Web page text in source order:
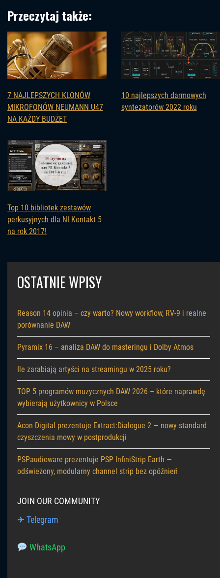
Przeczytaj także:
7 NAJLEPSZYCH KLONÓW
MIKROFONÓW NEUMANN U47
NA KAŻDY BUDŻET
10 najlepszych darmowych
syntezatorów 2022 roku
Top 10 bibliotek zestawów
perkusyjnych dla NI Kontakt 5
na rok 2017!
OSTATNIE WPISY
Reason 14 opinia – czy warto? Nowy workflow, RV-9 i realne
porównanie DAW
Pyramix 16 – analiza DAW do masteringu i Dolby Atmos
Ile zarabiają artyści na streamingu w 2025 roku?
TOP 5 programów muzycznych DAW 2026 – które naprawdę
wybierają użytkownicy w Polsce
Acon Digital prezentuje Extract:Dialogue 2 — nowy standard
czyszczenia mowy w postprodukcji
PSPaudioware prezentuje PSP InfiniStrip Earth —
odświeżony, modularny channel strip bez opóźnień
JOIN OUR COMMUNITY
✈ Telegram
WhatsApp